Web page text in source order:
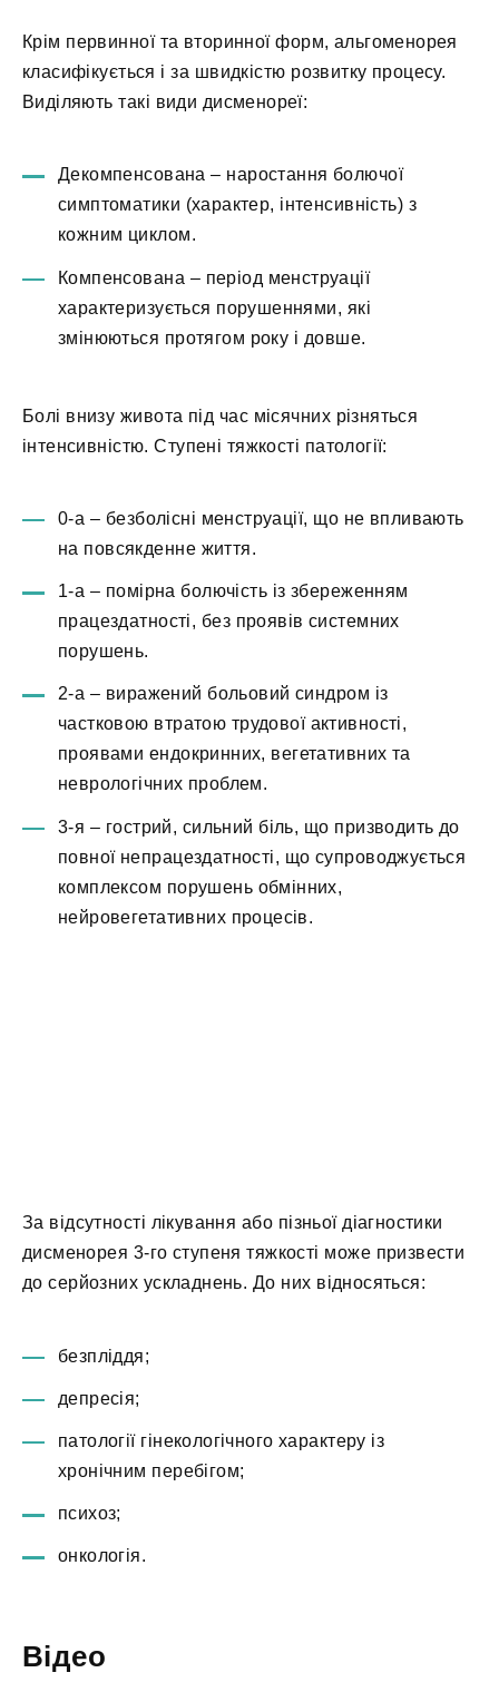
Крім первинної та вторинної форм, альгоменорея
класифікується і за швидкістю розвитку процесу.
Виділяють такі види дисменореї:
Декомпенсована – наростання болючої
симптоматики (характер, інтенсивність) з
кожним циклом.
Компенсована – період менструації
характеризується порушеннями, які
змінюються протягом року і довше.
Болі внизу живота під час місячних різняться
інтенсивністю. Ступені тяжкості патології:
0-а – безболісні менструації, що не впливають
на повсякденне життя.
1-а – помірна болючість із збереженням
працездатності, без проявів системних
порушень.
2-а – виражений больовий синдром із
частковою втратою трудової активності,
проявами ендокринних, вегетативних та
неврологічних проблем.
3-я – гострий, сильний біль, що призводить до
повної непрацездатності, що супроводжується
комплексом порушень обмінних,
нейровегетативних процесів.
За відсутності лікування або пізньої діагностики
дисменорея 3-го ступеня тяжкості може призвести
до серйозних ускладнень. До них відносяться:
безпліддя;
депресія;
патології гінекологічного характеру із
хронічним перебігом;
психоз;
онкологія.
Відео